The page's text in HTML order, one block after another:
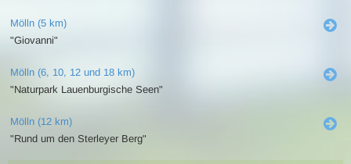
Mölln (5 km)
"Giovanni"
Mölln (6, 10, 12 und 18 km)
"Naturpark Lauenburgische Seen"
Mölln (12 km)
"Rund um den Sterleyer Berg"